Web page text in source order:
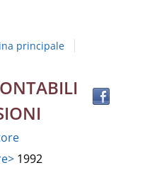
Campania
"Luigi
Vanvitelli"
principale
1992